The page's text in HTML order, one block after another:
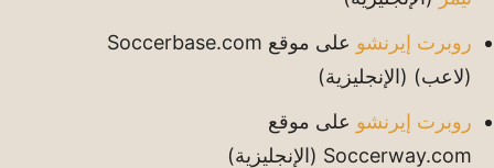
روبرت إيرنشو
على موقع Soccerbase.com
(لاعب) (الإنجليزية)
روبرت إيرنشو على موقع
Soccerway.com (الإنجليزية)